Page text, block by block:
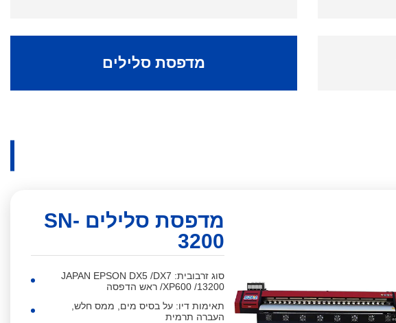
מדפסת סלילים
מדפסת סלילים SN-
3200
סוג זרבובית: JAPAN EPSON DX5 /DX7
/XP600 /13200 ראש הדפסה
תאימות דיו: על בסיס מים, ממס חלש,
העברה תרמית